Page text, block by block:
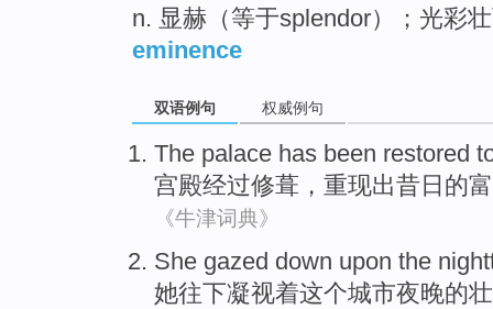
n. 显赫（等于splendor）；光彩
eminence
双语例句 权威例句
The palace has been restored
宫殿经过修葺，重现出昔日 的
《牛津词典》
She gazed down upon the
她往下凝视着这个城市夜晚的